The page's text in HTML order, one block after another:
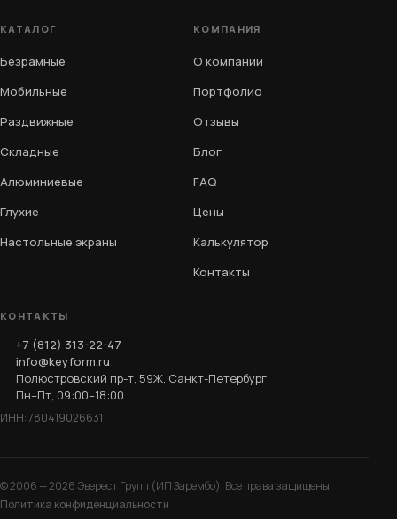
КАТАЛОГ
Безрамные
Мобильные
Раздвижные
Складные
Алюминиевые
Глухие
Настольные экраны
КОМПАНИЯ
О компании
Портфолио
Отзывы
Блог
FAQ
Цены
Калькулятор
Контакты
КОНТАКТЫ
+7 (812) 313-22-47
info@keyform.ru
Полюстровский пр-т, 59Ж, Санкт-Петербург
Пн–Пт, 09:00–18:00
ИНН: 780419026631
© 2006 — 2026 Эверест Групп (ИП Зарембо). Все права защищены.
Политика конфиденциальности